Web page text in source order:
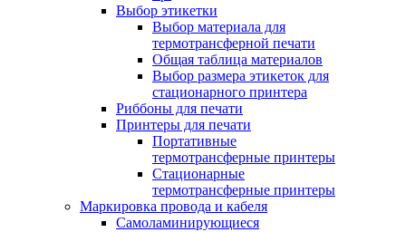
Выбор этикетки
Выбор материала для
термотрансферной печати
Общая таблица материалов
Выбор размера этикеток для
стационарного принтера
Риббоны для печати
Принтеры для печати
Портативные
термотрансферные принтеры
Стационарные
термотрансферные принтеры
Маркировка провода и кабеля
Самоламинирующиеся